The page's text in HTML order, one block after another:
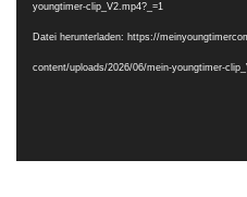
youngtimer-clip_V2.mp4?_=1
Datei herunterladen: https://
content/uploads/2026/06/mein-youngtimer-